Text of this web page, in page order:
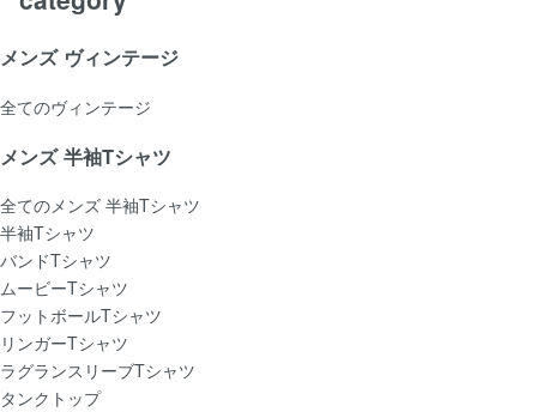
メンズ ヴィンテージ
全てのヴィンテージ
メンズ 半袖Tシャツ
全てのメンズ 半袖Tシャツ
半袖Tシャツ
バンドTシャツ
ムービーTシャツ
フットボールTシャツ
リンガーTシャツ
ラグランスリーブTシャツ
タンクトップ